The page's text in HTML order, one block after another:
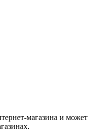
магазина и может